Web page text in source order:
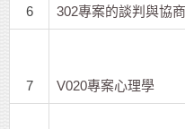
6 302專案的談判與協商
7 V020專案心理學